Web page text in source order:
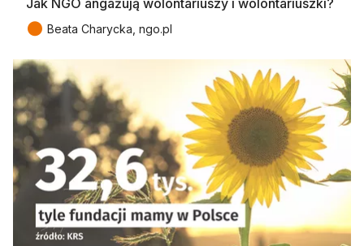
Jak NGO angażują wolontariuszy i wolontariuszki?
● Beata Charycka, ngo.pl